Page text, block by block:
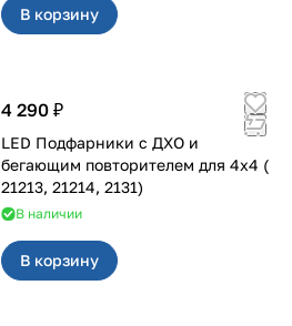
В корзину
4 290 ₽
LED Подфарники с ДХО и
бегающим повторителем для 4x4 (
21213, 21214, 2131)
В наличии
В корзину